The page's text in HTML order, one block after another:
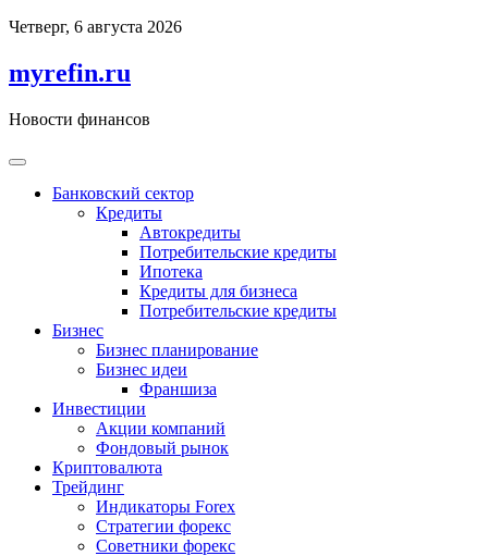
Перейти
содержимому
Четверг, 6 августа 2026
myrefin.ru
Новости финансов
Банковский сектор
Кредиты
Автокредиты
Потребительские кредиты
Ипотека
Кредиты для бизнеса
Потребительские кредиты
Бизнес
Бизнес планирование
Бизнес идеи
Франшиза
Инвестиции
Акции компаний
Фондовый рынок
Криптовалюта
Трейдинг
Индикаторы Forex
Стратегии форекс
Советники форекс